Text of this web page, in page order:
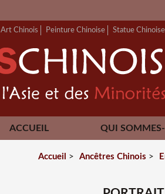
Art Chinois Peinture Chinoise Statue Chinoise
ACCUEIL QUI
Accueil > Ancêtres Chinois >